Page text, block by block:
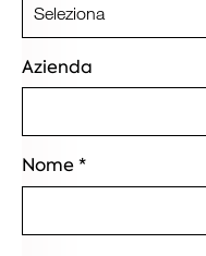
Azienda
Nome*